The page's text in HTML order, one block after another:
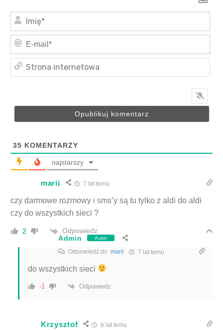
E-
35 KOMENTARZY
najstarszy
marii 7 lat temu
czy darmowe rozmowy i sms’y są tu tylko z aldi do aldi
czy do wszystkich sieci ?
2
Odpowiedz
Admin
Autor
Odpowiedź do marii 7 lat temu
do wszystkich sieci
-1 Odpowiedz
Krzysztof 6 lat temu